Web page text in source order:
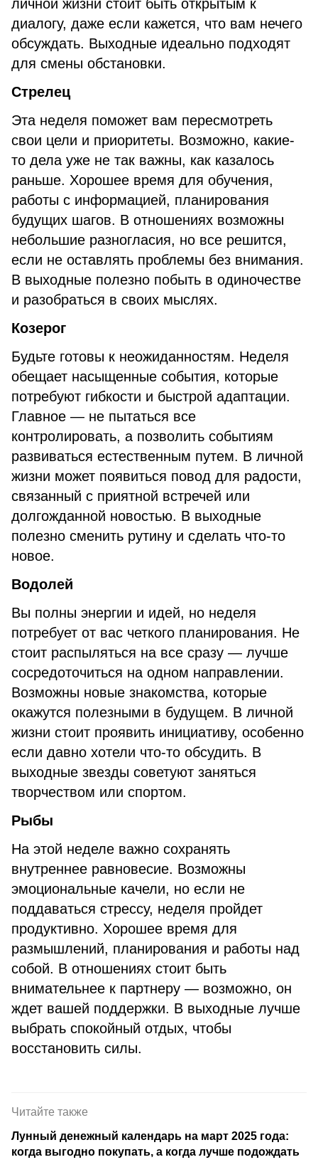
личной жизни стоит быть открытым к
диалогу, даже если кажется, что вам нечего
обсуждать. Выходные идеально подходят
для смены обстановки.
Стрелец
Эта неделя поможет вам пересмотреть
свои цели и приоритеты. Возможно, какие-
то дела уже не так важны, как казалось
раньше. Хорошее время для обучения,
работы с информацией, планирования
будущих шагов. В отношениях возможны
небольшие разногласия, но все решится,
если не оставлять проблемы без внимания.
В выходные полезно побыть в одиночестве
и разобраться в своих мыслях.
Козерог
Будьте готовы к неожиданностям. Неделя
обещает насыщенные события, которые
потребуют гибкости и быстрой адаптации.
Главное — не пытаться все
контролировать, а позволить событиям
развиваться естественным путем. В личной
жизни может появиться повод для радости,
связанный с приятной встречей или
долгожданной новостью. В выходные
полезно сменить рутину и сделать что-то
новое.
Водолей
Вы полны энергии и идей, но неделя
потребует от вас четкого планирования. Не
стоит распыляться на все сразу — лучше
сосредоточиться на одном направлении.
Возможны новые знакомства, которые
окажутся полезными в будущем. В личной
жизни стоит проявить инициативу, особенно
если давно хотели что-то обсудить. В
выходные звезды советуют заняться
творчеством или спортом.
Рыбы
На этой неделе важно сохранять
внутреннее равновесие. Возможны
эмоциональные качели, но если не
поддаваться стрессу, неделя пройдет
продуктивно. Хорошее время для
размышлений, планирования и работы над
собой. В отношениях стоит быть
внимательнее к партнеру — возможно, он
ждет вашей поддержки. В выходные лучше
выбрать спокойный отдых, чтобы
восстановить силы.
Читайте также
Лунный денежный календарь на март 2025 года:
когда выгодно покупать, а когда лучше подождать